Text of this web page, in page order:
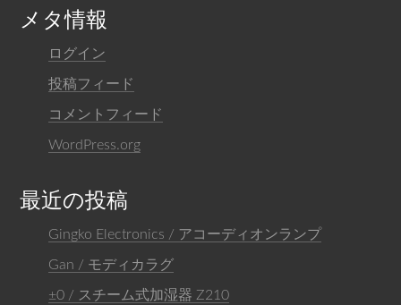
メタ情報
ログイン
投稿フィード
コメントフィード
WordPress.org
最近の投稿
Gingko Electronics / アコーディオンランプ
Gan / モディカラグ
±0 / スチーム式加湿器 Z210